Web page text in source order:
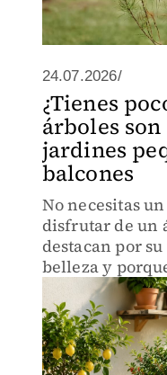
24.07.2026/
¿Tienes
árboles
jardines
balcones
No necesitas
disfrutar de un
destacan por
belleza y
invadir todo el